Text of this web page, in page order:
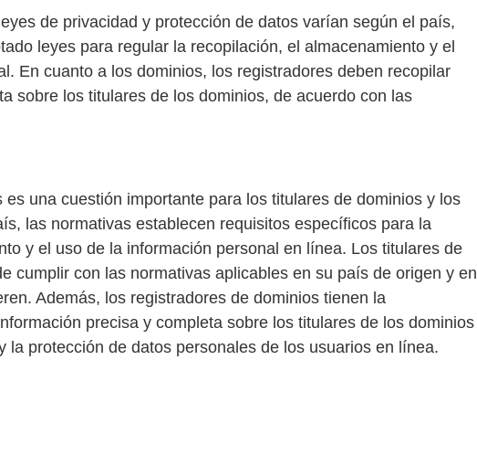
de privacidad y protección de datos varían según el país,
leyes para regular la recopilación, el almacenamiento y el
En cuanto a los dominios, los registradores deben recopilar
sobre los titulares de los dominios, de acuerdo con las
una cuestión importante para los titulares de dominios y los
las normativas establecen requisitos específicos para la
y el uso de la información personal en línea. Los titulares de
cumplir con las normativas aplicables en su país de origen y en
Además, los registradores de dominios tienen la
precisa y completa sobre los titulares de los dominios
la protección de datos personales de los usuarios en línea.